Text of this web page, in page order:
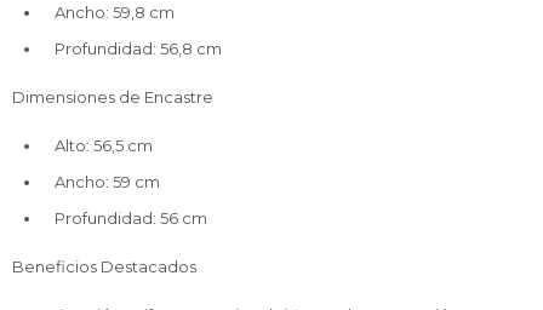
Ancho: 59,8 cm
Profundidad: 56,8 cm
Dimensiones de Encastre
Alto: 56,5 cm
Ancho: 59 cm
Profundidad: 56 cm
Beneficios Destacados